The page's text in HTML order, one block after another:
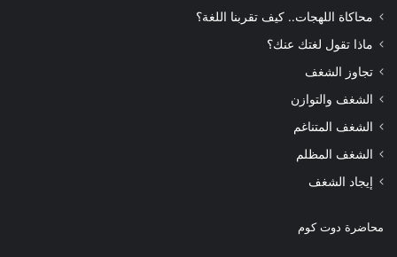
محاكاة اللهجات.. كيف تقربنا اللغة؟
ماذا تقول لغتك عنك؟
تجاوز الشغف
الشغف والتوازن
الشغف المتناغم
الشغف المظلم
إيجاد الشغف
محاضرة دوت كوم